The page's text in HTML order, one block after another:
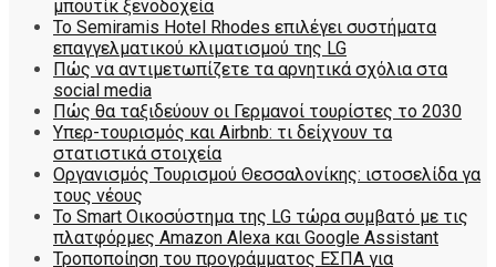
μπουτίκ ξενοδοχεία
Το Semiramis Hotel Rhodes επιλέγει συστήματα
επαγγελματικού κλιματισμού της LG
Πώς να αντιμετωπίζετε τα αρνητικά σχόλια στα
social media
Πώς θα ταξιδεύουν οι Γερμανοί τουρίστες το 2030
Υπερ-τουρισμός και Airbnb: τι δείχνουν τα
στατιστικά στοιχεία
Οργανισμός Τουρισμού Θεσσαλονίκης: ιστοσελίδα γα
τους νέους
Το Smart Οικοσύστημα της LG τώρα συμβατό με τις
πλατφόρμες Amazon Alexa και Google Assistant
Τροποποίηση του προγράμματος ΕΣΠΑ για